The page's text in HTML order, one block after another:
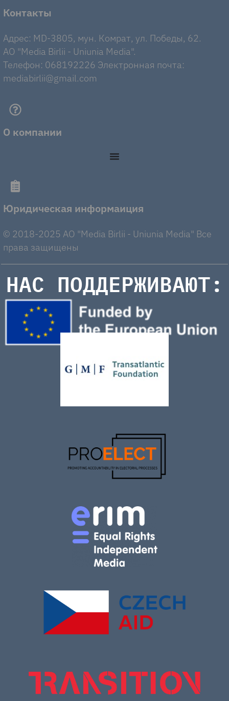
Контакты
Адрес: MD-3805, мун. Комрат, ул. Победы, 62.
AO "Media Birlii - Uniunia Media".
Телефон: 068192226 Электронная почта:
mediabirlii@gmail.com
О компании
Юридическая информаиция
© 2018-2025 AO "Media Birlii - Uniunia Media" Все
права защищены
НАС ПОДДЕРЖИВАЮТ: